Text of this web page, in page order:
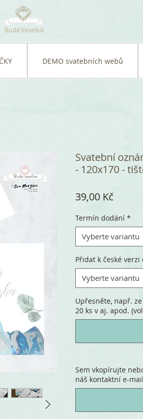
DEMO svatebních webů
Svatební
- 120x170 -
39,00 Kč
Termín dodání *
Vyberte variantu
Přidat k české verzi
Vyberte variantu
Upřesněte, např.
20 ks v aj. apod.
Sem vkopírujte
náš kontaktní e-